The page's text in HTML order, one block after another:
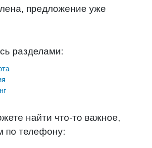
предложение уже
разделами:
найти что-то важное,
по телефону: